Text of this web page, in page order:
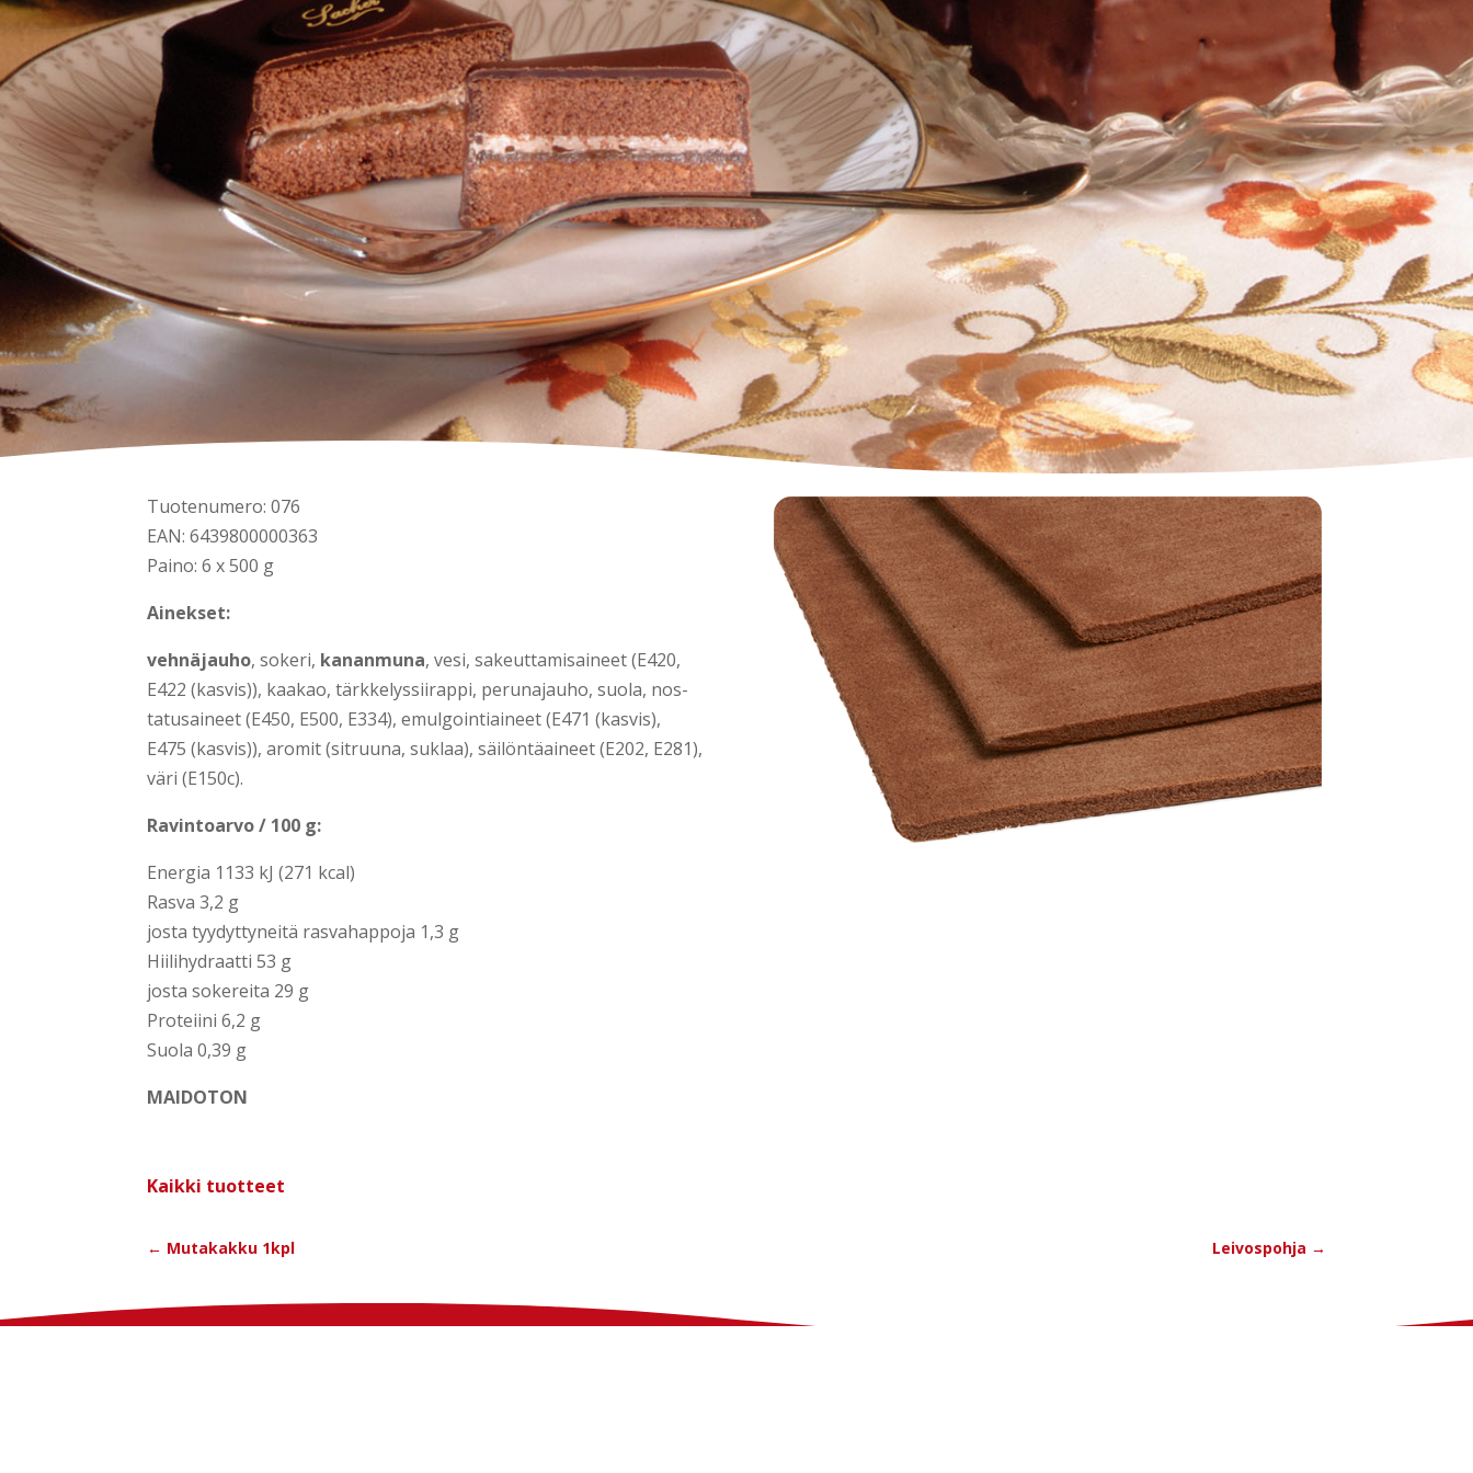
Tuo­te­nu­me­ro: 076
EAN: 6439800000363
Pai­no: 6 x 500 g
Ainek­set:
veh­nä­jau­ho, soke­ri, kanan­mu­na, vesi, sakeut­ta­mi­sai­neet (E420,
E422 (kas­vis)), kaa­kao, tärk­ke­lys­sii­rap­pi, peru­na­jau­ho, suo­la, nos­
ta­tusai­neet (E450, E500, E334), emul­goin­tiai­neet (E471 (kas­vis),
E475 (kas­vis)), aro­mit (sit­ruu­na, suklaa), säi­lön­tä­ai­neet (E202, E281),
väri (E150c).
Ravin­toar­vo / 100 g:
Ener­gia 1133 kJ (271 kcal)
Ras­va 3,2 g
jos­ta tyy­dyt­ty­nei­tä ras­va­hap­po­ja 1,3 g
Hii­li­hy­draat­ti 53 g
jos­ta soke­rei­ta 29 g
Pro­teii­ni 6,2 g
Suo­la 0,39 g
MAIDOTON
Kaik­ki tuot­teet
← Mutakakku 1kpl Leivospohja →